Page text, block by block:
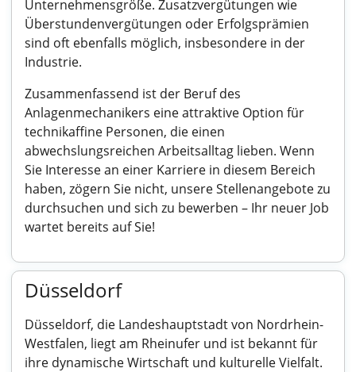
Unternehmensgröße. Zusatzvergütungen wie
Überstundenvergütungen oder Erfolgsprämien
sind oft ebenfalls möglich, insbesondere in der
Industrie.
Zusammenfassend ist der Beruf des
Anlagenmechanikers eine attraktive Option für
technikaffine Personen, die einen
abwechslungsreichen Arbeitsalltag lieben. Wenn
Sie Interesse an einer Karriere in diesem Bereich
haben, zögern Sie nicht, unsere Stellenangebote zu
durchsuchen und sich zu bewerben – Ihr neuer Job
wartet bereits auf Sie!
Düsseldorf
Düsseldorf, die Landeshauptstadt von Nordrhein-
Westfalen, liegt am Rheinufer und ist bekannt für
ihre dynamische Wirtschaft und kulturelle Vielfalt.